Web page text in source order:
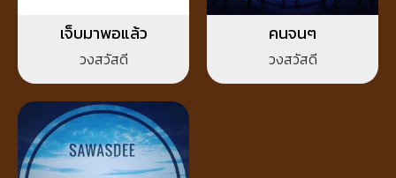
เจ็บมาพอแล้ว
วงสวัสดี
คนจนๆ
วงสวัสดี